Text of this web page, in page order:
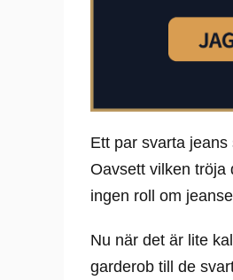
Ett par svarta
Oavsett vilken tröja
ingen roll om
Nu när det är lite
garderob till de